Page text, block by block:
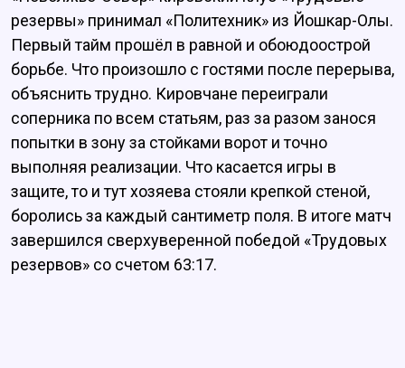
резервы» принимал «Политехник» из Йошкар-Олы.
Первый тайм прошёл в равной и обоюдоострой
борьбе. Что произошло с гостями после перерыва,
объяснить трудно. Кировчане переиграли
соперника по всем статьям, раз за разом занося
попытки в зону за стойками ворот и точно
выполняя реализации. Что касается игры в
защите, то и тут хозяева стояли крепкой стеной,
боролись за каждый сантиметр поля. В итоге матч
завершился сверхуверенной победой «Трудовых
резервов» со счетом 63:17.